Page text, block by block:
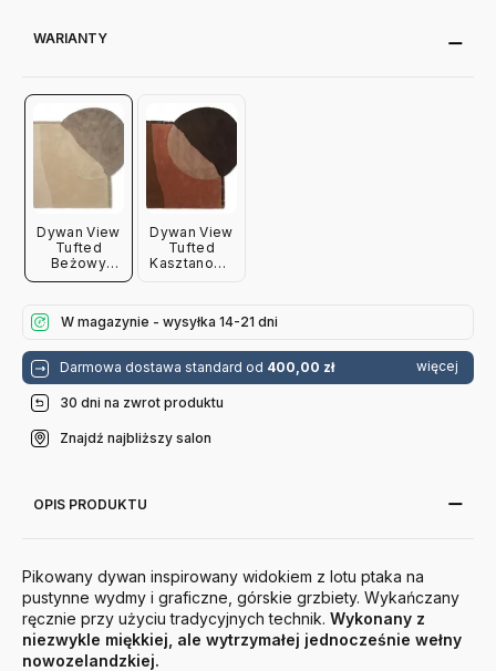
WARIANTY
Dywan View
Tufted
Beżowy
Ferm Living
Dywan View
Tufted
Kasztanowy
W magazynie - wysyłka 14-21 dni
Darmowa dostawa standard od 400,00 zł więcej
30 dni na zwrot produktu
Znajdź najbliższy salon
OPIS PRODUKTU
Pikowany dywan inspirowany widokiem z lotu ptaka na
pustynne wydmy i graficzne, górskie grzbiety. Wykańczany
ręcznie przy użyciu tradycyjnych technik. Wykonany z
niezwykle miękkiej, ale wytrzymałej jednocześnie wełny
nowozelandzkiej.